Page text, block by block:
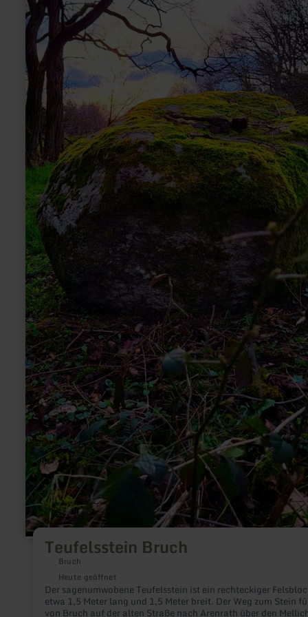
Teufelsstein Bruch
Bruch
Heute geöffnet
Der sagenumwobene Teufelsstein ist ein rechteckiger
etwa 1,5 Meter lang und 1,5 Meter breit. Der Weg zum Stein
von Bruch auf der alten Straße nach Arenrath über den